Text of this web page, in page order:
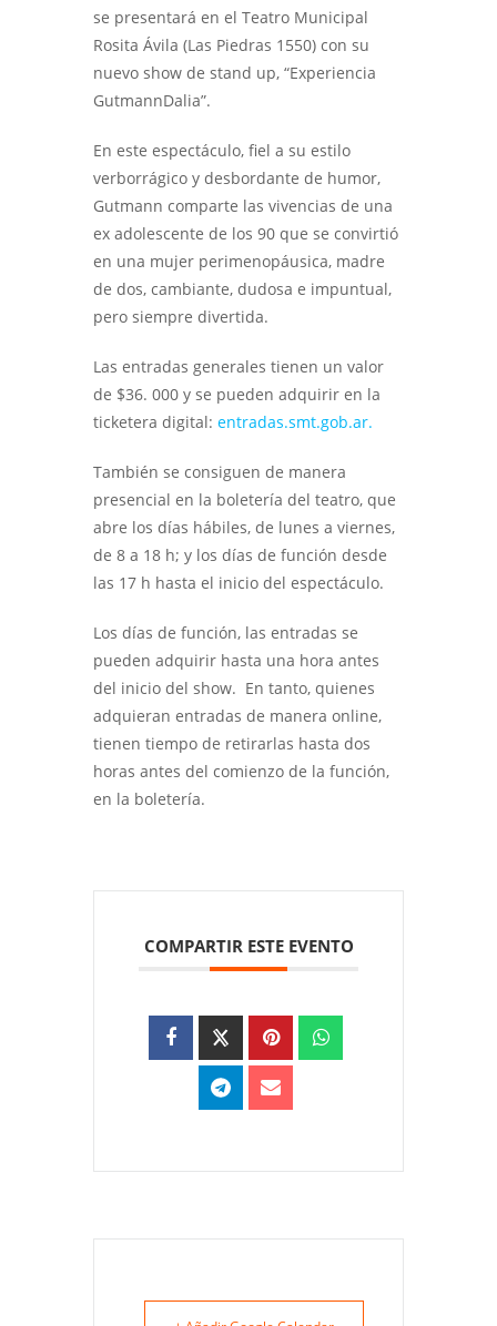
se presentará en el Teatro Municipal
Rosita Ávila (Las Piedras 1550) con su
nuevo show de stand up, “Experiencia
GutmannDalia”.
En este espectáculo, fiel a su estilo
verborrágico y desbordante de humor,
Gutmann comparte las vivencias de una
ex adolescente de los 90 que se convirtió
en una mujer perimenopáusica, madre
de dos, cambiante, dudosa e impuntual,
pero siempre divertida.
Las entradas generales tienen un valor
de $36. 000 y se pueden adquirir en la
ticketera digital: entradas.smt.gob.ar.
También se consiguen de manera
presencial en la boletería del teatro, que
abre los días hábiles, de lunes a viernes,
de 8 a 18 h; y los días de función desde
las 17 h hasta el inicio del espectáculo.
Los días de función, las entradas se
pueden adquirir hasta una hora antes
del inicio del show. En tanto, quienes
adquieran entradas de manera online,
tienen tiempo de retirarlas hasta dos
horas antes del comienzo de la función,
en la boletería.
COMPARTIR ESTE EVENTO